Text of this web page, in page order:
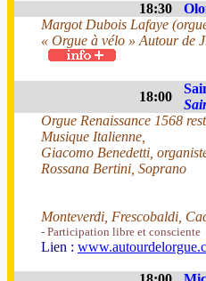
18:30
Margot Dubois Lafaye
« Orgue à vélo » Autour de
18:00
Orgue Renaissance 1568
Musique Italienne,
Giacomo Benedetti,
Rossana Bertini, Soprano
Monteverdi, Frescobaldi,
- Participation libre et consciente
Lien :